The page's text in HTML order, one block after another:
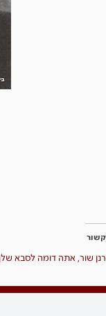
קשור
רנן שור, אתה דומה לסבא